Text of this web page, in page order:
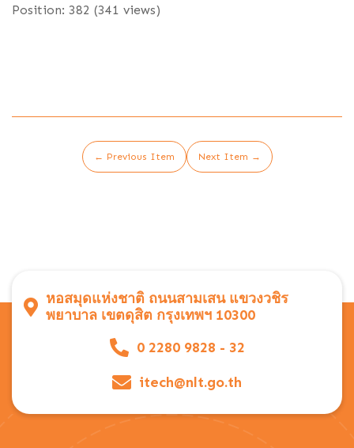
Position: 382 (341 views)
← Previous Item Next Item →
หอสมุดแห่งชาติ ถนนสามเสน แขวงวชิร
พยาบาล เขตดุสิต กรุงเทพฯ 10300
0 2280 9828 - 32
itech@nlt.go.th